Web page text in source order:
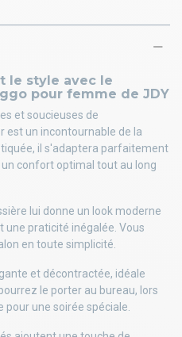
le style avec le
pour femme de JDY
et soucieuses de
est un incontournable de la
il s'adaptera parfaitement
confort optimal tout au long
lui donne un look moderne
praticité inégalée. Vous
en toute simplicité.
et décontractée, idéale
le porter au bureau, lors
une soirée spéciale.